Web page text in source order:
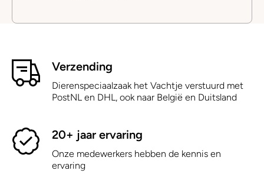
Verzending
Dierenspeciaalzaak het Vachtje verstuurd met
PostNL en DHL, ook naar België en Duitsland
20+ jaar ervaring
Onze medewerkers hebben de kennis en
ervaring